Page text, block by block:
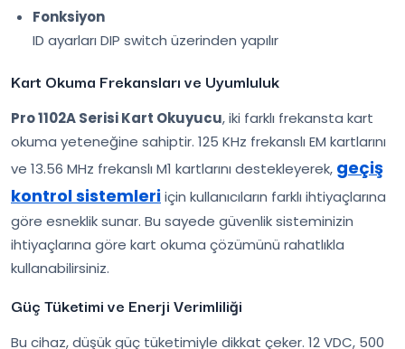
Fonksiyon
ID ayarları DIP switch üzerinden yapılır
Kart Okuma Frekansları ve Uyumluluk
Pro 1102A Serisi Kart Okuyucu, iki farklı frekansta kart
okuma yeteneğine sahiptir. 125 KHz frekanslı EM kartlarını
ve 13.56 MHz frekanslı M1 kartlarını destekleyerek, geçiş
kontrol sistemleriiçin kullanıcıların farklı ihtiyaçlarına
göre esneklik sunar. Bu sayede güvenlik sisteminizin
ihtiyaçlarına göre kart okuma çözümünü rahatlıkla
kullanabilirsiniz.
Güç Tüketimi ve Enerji Verimliliği
Bu cihaz, düşük güç tüketimiyle dikkat çeker. 12 VDC, 500